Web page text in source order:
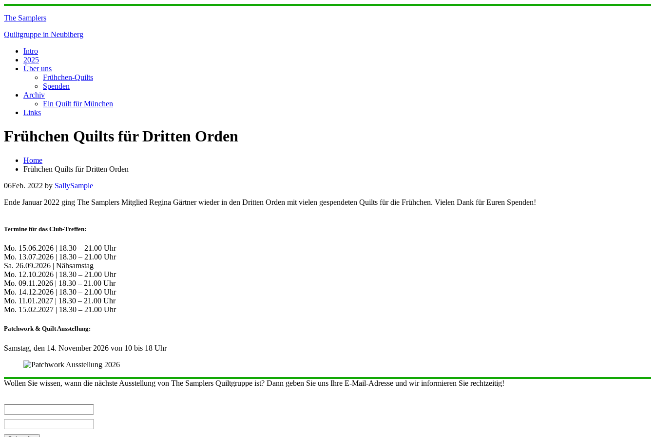
Skip
to
The Samplers
Quiltgruppe in Neubiberg
Intro
2025
Über uns
Frühchen-Quilts
Spenden
Archiv
Ein Quilt für München
Links
Frühchen Quilts für Dritten Orden
Home
Frühchen Quilts für Dritten Orden
06Feb. 2022 by SallySample
Ende Januar 2022 ging The Samplers Mitglied Regina Gärtner wieder in den Dritten Orden mit vielen gespendeten Quilts für die Frühchen. Vielen Dank für Euren Spenden!
Termine für das Club-Treffen:
Mo. 15.06.2026 | 18.30 – 21.00 Uhr
Mo. 13.07.2026 | 18.30 – 21.00 Uhr
Sa. 26.09.2026 | Nähsamstag
Mo. 12.10.2026 | 18.30 – 21.00 Uhr
Mo. 09.11.2026 | 18.30 – 21.00 Uhr
Mo. 14.12.2026 | 18.30 – 21.00 Uhr
Mo. 11.01.2027 | 18.30 – 21.00 Uhr
Mo. 15.02.2027 | 18.30 – 21.00 Uhr
Patchwork & Quilt Ausstellung:
Samstag, den 14. November 2026 von 10 bis 18 Uhr
Wollen Sie wissen, wann die nächste Ausstellung von The Samplers Quiltgruppe ist? Dann geben Sie uns Ihre E-Mail-Adresse und wir informieren Sie rechtzeitig!